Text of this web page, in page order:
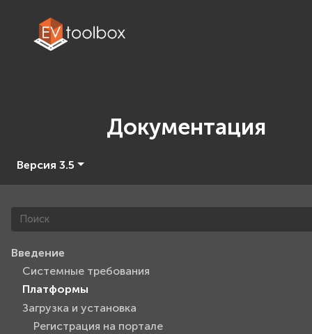
Документация
Версия 3.5
Введение
Системные требования
Платформы
Загрузка и установка
Регистрация на портале